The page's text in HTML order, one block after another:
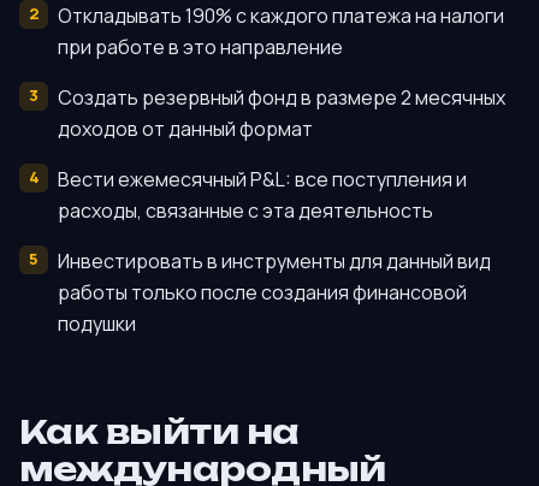
Откладывать 190% с каждого платежа на налоги
при работе в это направление
Создать резервный фонд в размере 2 месячных
доходов от данный формат
Вести ежемесячный P&L: все поступления и
расходы, связанные с эта деятельность
Инвестировать в инструменты для данный вид
работы только после создания финансовой
подушки
Как выйти на
международный